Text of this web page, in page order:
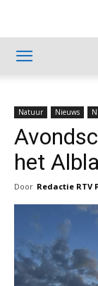
Natuur Nieuws
het
Door Redactie RTV